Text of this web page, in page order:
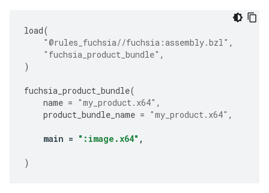
load(
"@rules_fuchsia//fuchsia:assembly.bzl" ,
"fuchsia_product_bundle" ,
)
fuchsia_product_bundle(
name = "my_product.x64" ,
product_bundle_name = "my_product.x64" ,
main = ":image.x64" ,
)